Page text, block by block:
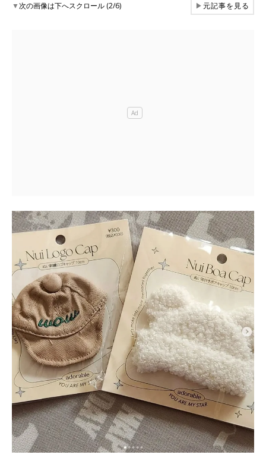
▼次の画像は下へスクロール (2/6) ▶元記事を見る